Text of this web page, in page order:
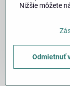
🚚Doprava|
Predvoľby
Nižšie môžete
Odmietnuť